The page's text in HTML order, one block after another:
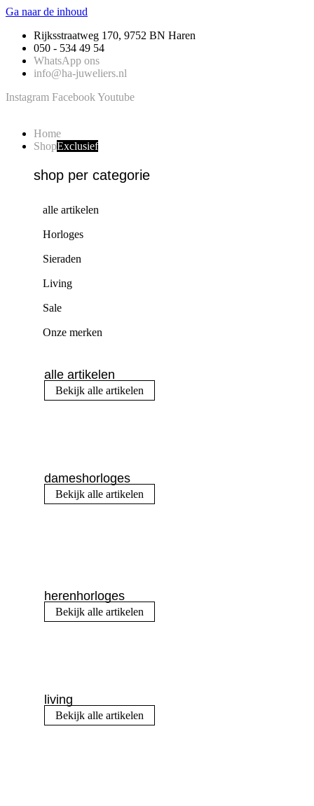
Ga naar de inhoud
Rijksstraatweg 170, 9752 BN Haren
050 - 534 49 54
WhatsApp ons
info@ha-juweliers.nl
Instagram Facebook Youtube
Home
ShopExclusief
shop per categorie
alle artikelen
Horloges
Sieraden
Living
Sale
Onze merken
alle artikelen
Bekijk alle artikelen
dameshorloges
Bekijk alle artikelen
herenhorloges
Bekijk alle artikelen
living
Bekijk alle artikelen